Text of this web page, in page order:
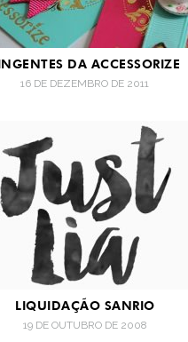
DA ACCESSORIZE
16 DE DEZEMBRO DE 2011
LIQUIDAÇÃO SANRIO
19 DE OUTUBRO DE 2008